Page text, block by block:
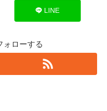
LINE
ォローする